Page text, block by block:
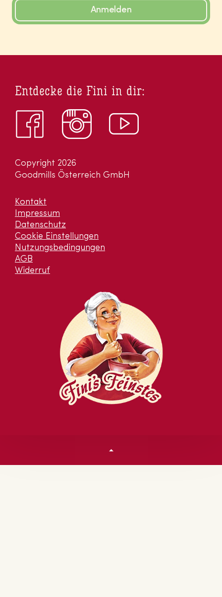
Anmelden
Copyright 2026
Goodmills Österreich GmbH
Kontakt
Impressum
Datenschutz
Cookie Einstellungen
Nutzungsbedingungen
AGB
Widerruf
Entdecke die Fini in dir: